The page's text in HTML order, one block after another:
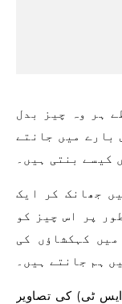
ہر وہ چیز بدل
بارے میں جانتے
کیسے بنتی ہیں۔
جھانک کر ایک
پر اس چیز کو
کہکشاؤں کی
ہم جانتے ہیں۔
ٹی) کی تصاویر